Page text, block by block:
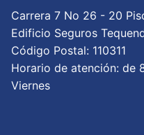
Carrera 7 No 26 - 20
Edificio Seguros
Código Postal: 110311
Horario de atención: de
Viernes